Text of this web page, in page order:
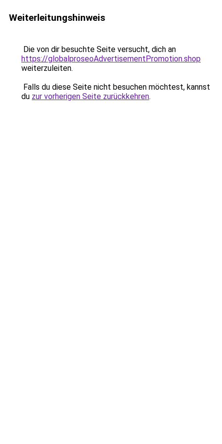
Weiterleitungshinweis
Die von dir besuchte Seite versucht, dich an
https://globalproseoAdvertisementPromotion.shop
weiterzuleiten.
Falls du diese Seite nicht besuchen möchtest, kannst
du zur vorherigen Seite zurückkehren.